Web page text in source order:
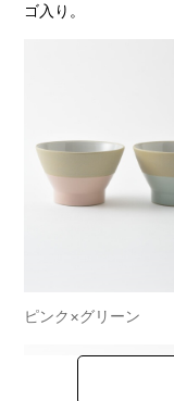
ゴ入り。
ピンク×グリーン